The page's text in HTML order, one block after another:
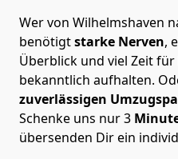
Wer von Wilhelmshaven
benötigtstarke Nerven,
Überblick und viel Zeit
bekanntlich aufhalten.
zuverlässigen
Schenke uns nur3
übersenden Dir ein